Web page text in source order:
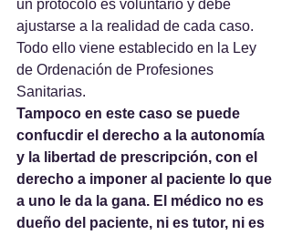
un protocolo es voluntario y debe
ajustarse a la realidad de cada caso.
Todo ello viene establecido en la Ley
de Ordenación de Profesiones
Sanitarias.
Tampoco en este caso se puede
confucdir el derecho a la autonomía
y la libertad de prescripción, con el
derecho a imponer al paciente lo que
a uno le da la gana. El médico no es
dueño del paciente, ni es tutor, ni es